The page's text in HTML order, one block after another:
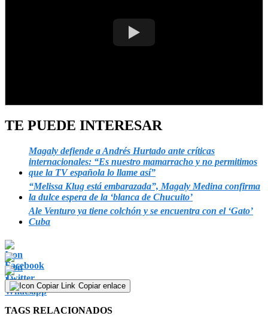
TE PUEDE INTERESAR
Magaly defiende a Andrés Hurtado ante críticas
internacionales: “Es nuestro mamarracho y no permitimos
que la TV española lo llame así”
“Melissa Klug está embarazada”, Magaly Medina confirma
la dulce espera de la ‘blanca de Chucuito’
Ale Venturo ya tiene colchón y se encuentra con el ‘Gato’
Cuba
Copiar enlace
TAGS RELACIONADOS